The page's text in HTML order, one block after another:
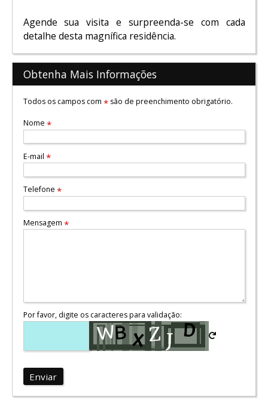
Agende sua visita e surpreenda-se com cada
detalhe desta magnífica residência.
Obtenha Mais Informações
Todos os campos com *são de preenchimento obrigatório.
Nome *
E-mail *
Telefone *
Mensagem *
Por favor, digite os caracteres para validação:
Enviar